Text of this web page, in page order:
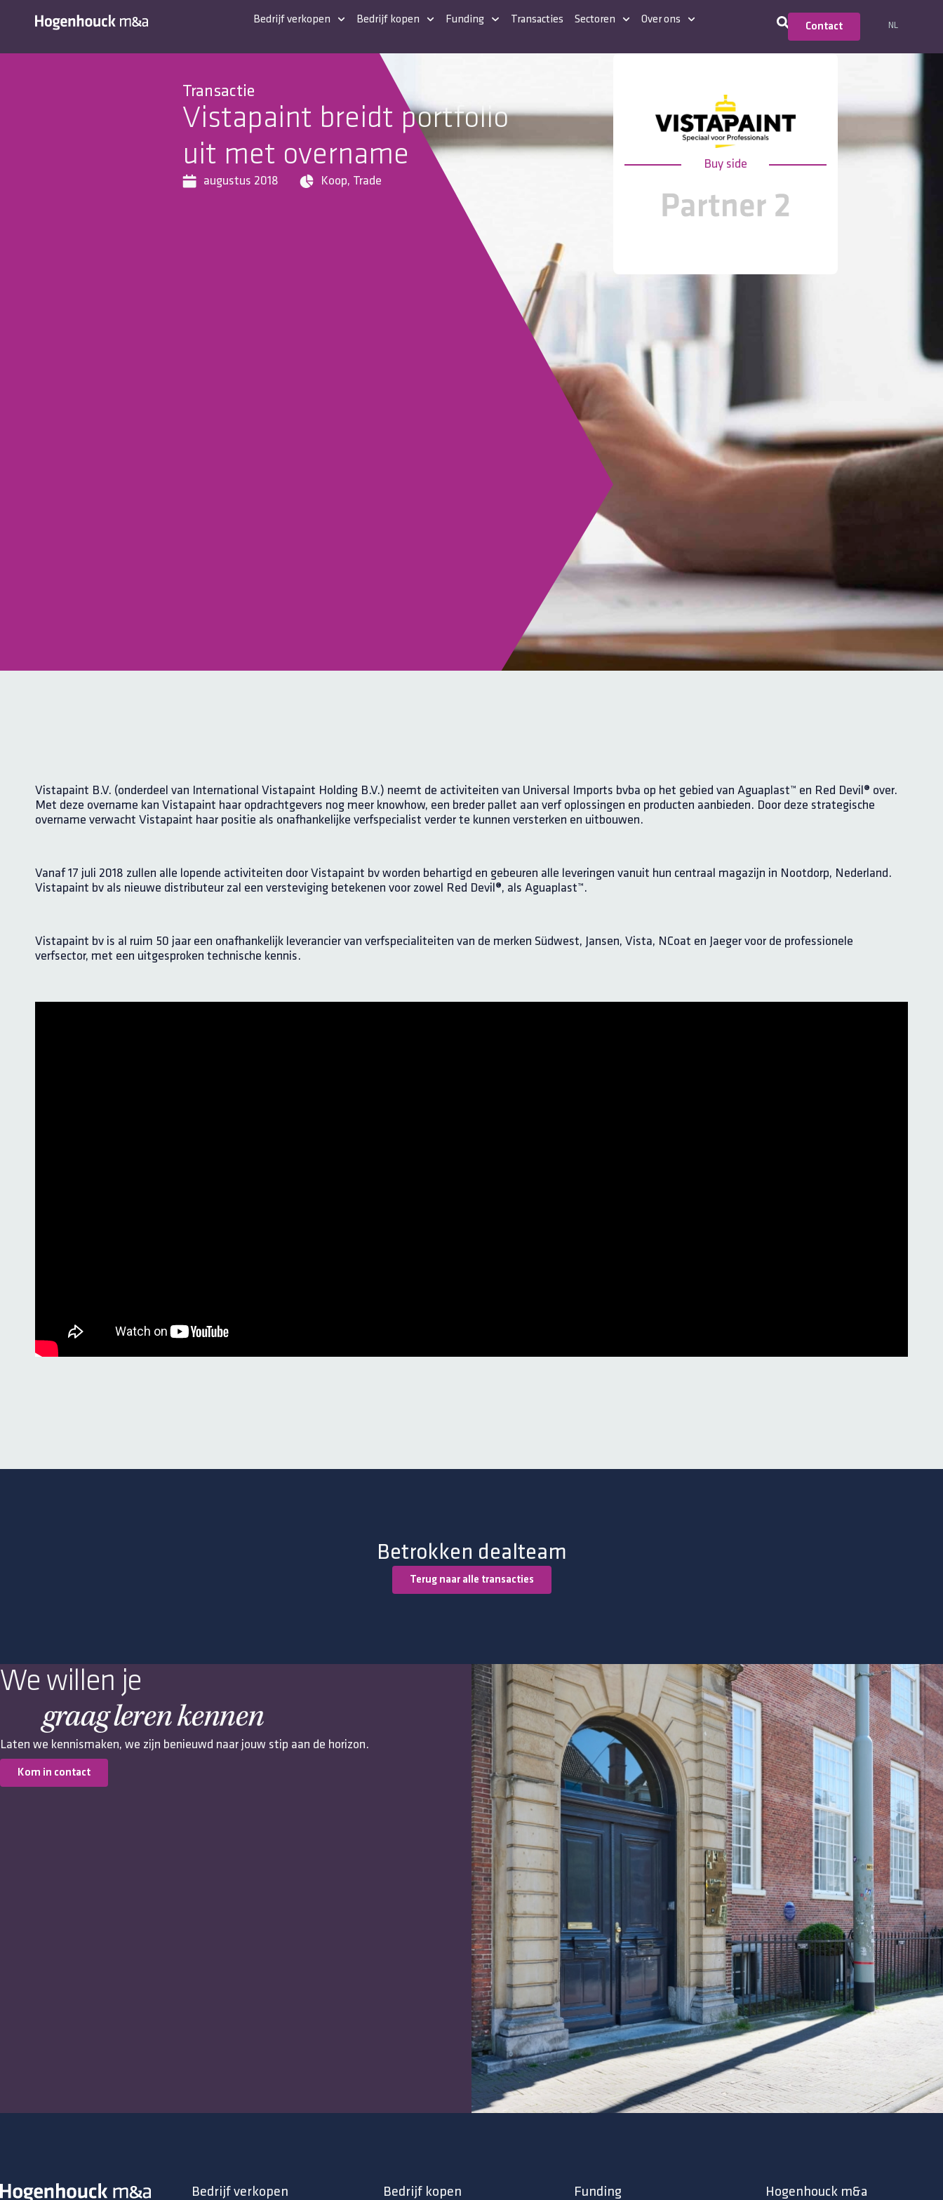
Bedrijf verkopen Bedrijf kopen Funding Transacties Sectoren Over ons
Contact NL
Transactie
Vistapaint breidt portfolio
uit met overname
augustus 2018 Koop, Trade
Buy side
Vistapaint B.V. (onderdeel van International Vistapaint Holding B.V.) neemt de activiteiten van Universal Imports bvba op het gebied van Aguaplast™ en Red Devil® over.
Met deze overname kan Vistapaint haar opdrachtgevers nog meer knowhow, een breder pallet aan verf oplossingen en producten aanbieden. Door deze strategische
overname verwacht Vistapaint haar positie als onafhankelijke verfspecialist verder te kunnen versterken en uitbouwen.
Vanaf 17 juli 2018 zullen alle lopende activiteiten door Vistapaint bv worden behartigd en gebeuren alle leveringen vanuit hun centraal magazijn in Nootdorp, Nederland.
Vistapaint bv als nieuwe distributeur zal een versteviging betekenen voor zowel Red Devil®, als Aguaplast™.
Vistapaint bv is al ruim 50 jaar een onafhankelijk leverancier van verfspecialiteiten van de merken Südwest, Jansen, Vista, NCoat en Jaeger voor de professionele
verfsector, met een uitgesproken technische kennis.
Betrokken dealteam
Terug naar alle transacties
We willen je
graag leren kennen
Laten we kennismaken, we zijn benieuwd naar jouw stip aan de horizon.
Kom in contact
Bedrijf verkopen Bedrijf kopen Funding Hogenhouck m&a